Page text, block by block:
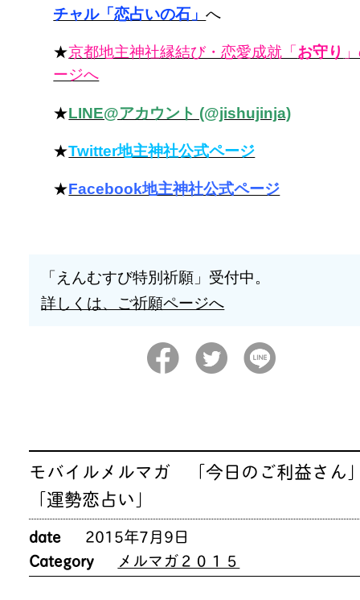
チャル「恋占いの石」へ
★京都地主神社縁結び・恋愛成就「お守り
ージへ
★LINE@アカウント (@jishujinja)
★Twitter地主神社公式ページ
★Facebook地主神社公式ページ
「えんむすび特別祈願」受付中。
詳しくは、ご祈願ページへ
モバイルメルマガ 「今日のご利益さん
「運勢恋占い」
date
2015年7月9日
Category
メルマガ２０１５